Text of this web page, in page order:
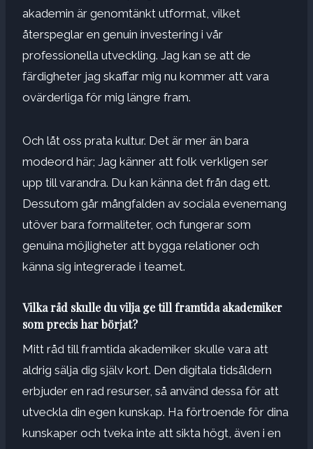
akademin är genomtänkt utformat, vilket
återspeglar en genuin investering i vår
professionella utveckling. Jag kan se att de
färdigheter jag skaffar mig nu kommer att vara
ovärderliga för mig längre fram.
Och låt oss prata kultur. Det är mer än bara
modeord här; Jag känner att folk verkligen ser
upp till varandra. Du kan känna det från dag ett.
Dessutom går mångfalden av sociala evenemang
utöver bara formaliteter, och fungerar som
genuina möjligheter att bygga relationer och
känna sig integrerade i teamet.
Vilka råd skulle du vilja ge till framtida akademiker
som precis har börjat?
Mitt råd till framtida akademiker skulle vara att
aldrig sälja dig själv kort. Den digitala tidsåldern
erbjuder en rad resurser, så använd dessa för att
utveckla din egen kunskap. Ha förtroende för dina
kunskaper och tveka inte att sikta högt, även i en